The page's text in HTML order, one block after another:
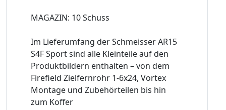
MAGAZIN: 10 Schuss
Im Lieferumfang der Schmeisser AR15
S4F Sport sind alle Kleinteile auf den
Produktbildern enthalten – von dem
Firefield Zielfernrohr 1-6x24, Vortex
Montage und Zubehörteilen bis hin
zum Koffer